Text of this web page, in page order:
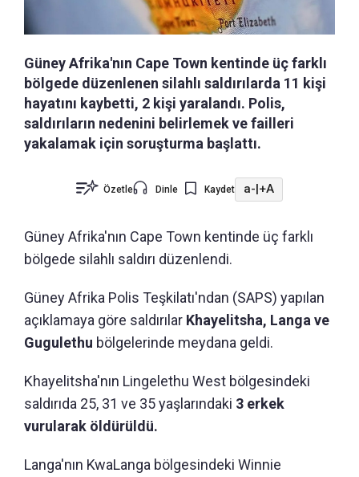
Güney Afrika'nın Cape Town kentinde üç farklı
bölgede düzenlenen silahlı saldırılarda 11 kişi
hayatını kaybetti, 2 kişi yaralandı. Polis,
saldırıların nedenini belirlemek ve failleri
yakalamak için soruşturma başlattı.
Özetle Dinle Kaydet a-|+A
Güney Afrika'nın Cape Town kentinde üç farklı
bölgede silahlı saldırı düzenlendi.
Güney Afrika Polis Teşkilatı'ndan (SAPS) yapılan
açıklamaya göre saldırılar Khayelitsha, Langa ve
Gugulethu bölgelerinde meydana geldi.
Khayelitsha'nın Lingelethu West bölgesindeki
saldırıda 25, 31 ve 35 yaşlarındaki 3 erkek
vurularak öldürüldü.
Langa'nın KwaLanga bölgesindeki Winnie